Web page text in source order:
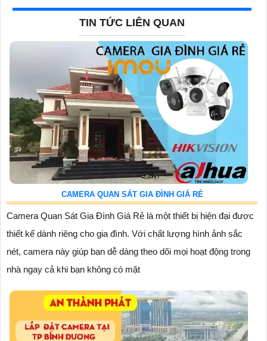
TIN TỨC LIÊN QUAN
CAMERA QUAN SÁT GIA ĐÌNH GIÁ RẺ
Camera Quan Sát Gia Đình Giá Rẻ là một thiết bị hiện đại được
thiết kế dành riêng cho gia đình. Với chất lượng hình ảnh sắc
nét, camera này giúp bạn dễ dàng theo dõi mọi hoạt động trong
nhà ngay cả khi bạn không có mặt